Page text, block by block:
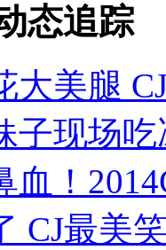
态追踪
大美腿
子现场
血！
CJ最美